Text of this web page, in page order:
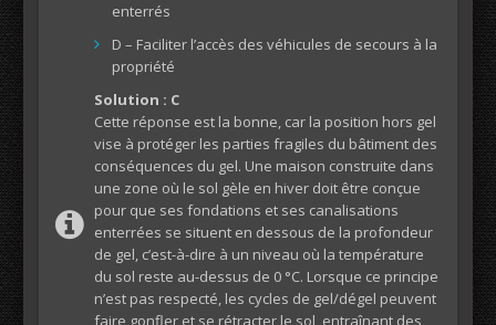
enterrés
D – Faciliter l’accès des véhicules de secours à la
propriété
Solution : C
Cette réponse est la bonne, car la position hors gel
vise à protéger les parties fragiles du bâtiment des
conséquences du gel. Une maison construite dans
une zone où le sol gèle en hiver doit être conçue
pour que ses fondations et ses canalisations
enterrées se situent en dessous de la profondeur
de gel, c’est-à-dire à un niveau où la température
du sol reste au-dessus de 0 °C. Lorsque ce principe
n’est pas respecté, les cycles de gel/dégel peuvent
faire gonfler et se rétracter le sol, entraînant des